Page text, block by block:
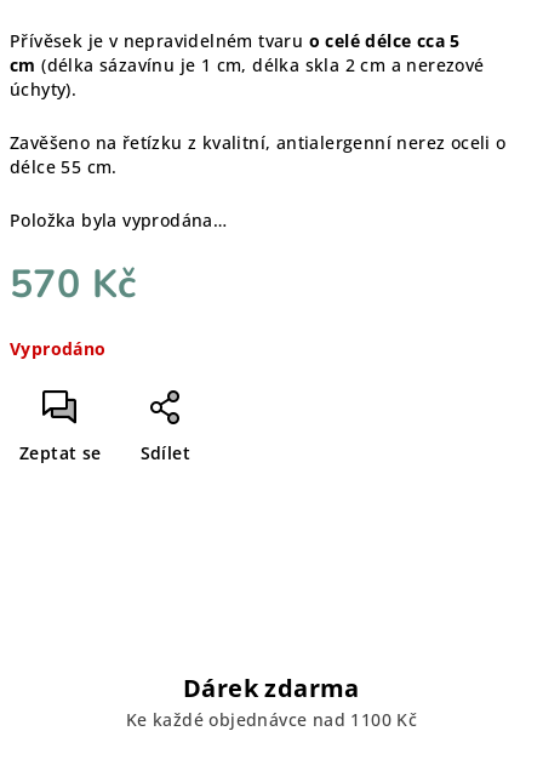
Přívěsek je v nepravidelném tvaru o celé délce cca 5
cm(délka sázavínu je 1 cm, délka skla 2 cm a nerezové
úchyty).
Zavěšeno na řetízku z kvalitní, antialergenní nerez oceli o
délce 55 cm.
Položka byla vyprodána…
570 Kč
cena:
Vyprodáno
Zeptat se Sdílet
Dárek zdarma
Ke každé objednávce nad 1100 Kč